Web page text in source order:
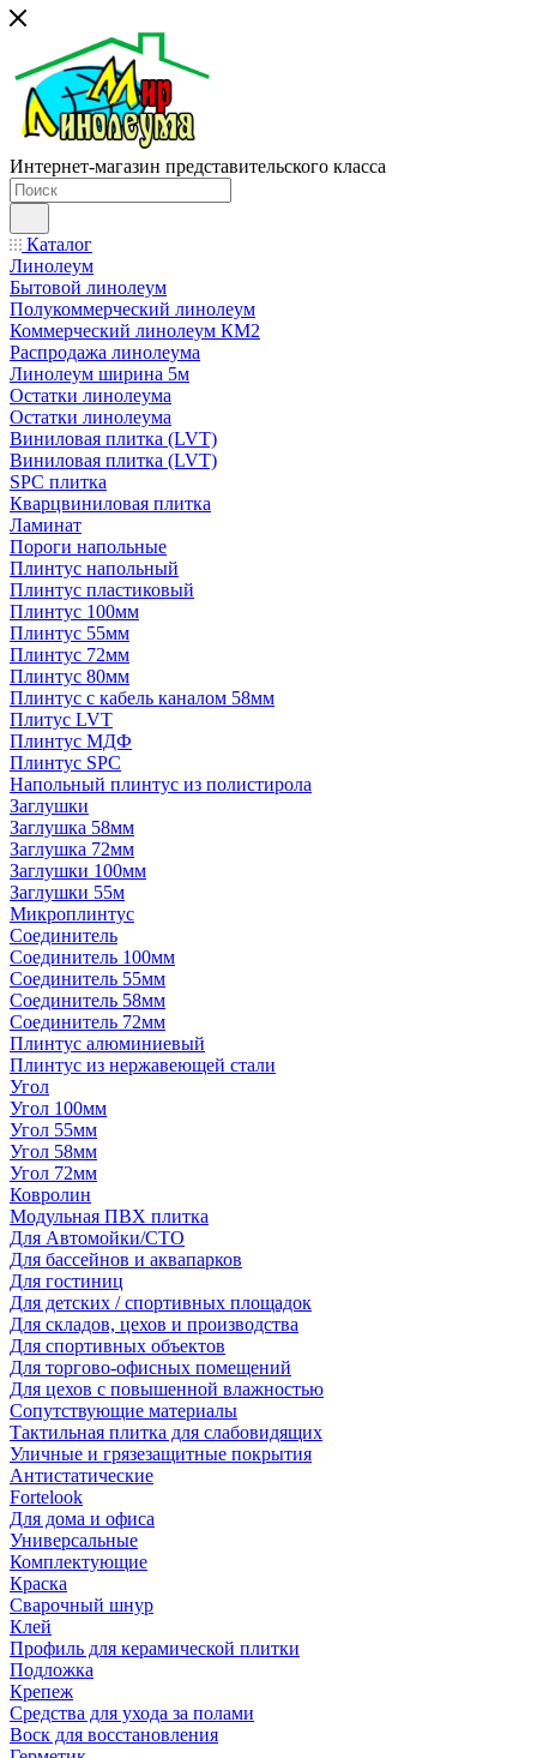
Интернет-магазин представительского класса
Каталог
Линолеум
Бытовой линолеум
Полукоммерческий линолеум
Коммерческий линолеум КМ2
Распродажа линолеума
Линолеум ширина 5м
Остатки линолеума
Остатки линолеума
Виниловая плитка (LVT)
Виниловая плитка (LVT)
SPC плитка
Кварцвиниловая плитка
Ламинат
Пороги напольные
Плинтус напольный
Плинтус пластиковый
Плинтус 100мм
Плинтус 55мм
Плинтус 72мм
Плинтус 80мм
Плинтус с кабель каналом 58мм
Плитус LVT
Плинтус МДФ
Плинтус SPC
Напольный плинтус из полистирола
Заглушки
Заглушка 58мм
Заглушка 72мм
Заглушки 100мм
Заглушки 55м
Микроплинтус
Соединитель
Соединитель 100мм
Соединитель 55мм
Соединитель 58мм
Соединитель 72мм
Плинтус алюминиевый
Плинтус из нержавеющей стали
Угол
Угол 100мм
Угол 55мм
Угол 58мм
Угол 72мм
Ковролин
Модульная ПВХ плитка
Для Автомойки/СТО
Для бассейнов и аквапарков
Для гостиниц
Для детских / спортивных площадок
Для складов, цехов и производства
Для спортивных объектов
Для торгово-офисных помещений
Для цехов с повышенной влажностью
Сопутствующие материалы
Тактильная плитка для слабовидящих
Уличные и грязезащитные покрытия
Антистатические
Fortelook
Для дома и офиса
Универсальные
Комплектующие
Краска
Сварочный шнур
Клей
Профиль для керамической плитки
Подложка
Крепеж
Средства для ухода за полами
Воск для восстановления